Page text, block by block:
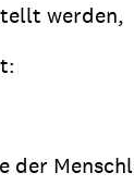
werden,
der